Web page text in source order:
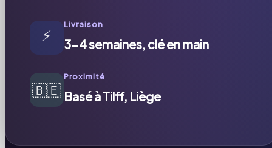
⚡
Livraison
3-4 semaines, clé en main
🇧🇪
Proximité
Basé à Tilff, Liège